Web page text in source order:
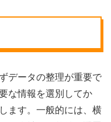
データの整理が重要で
な情報を選別してか
ます。一般的には、横